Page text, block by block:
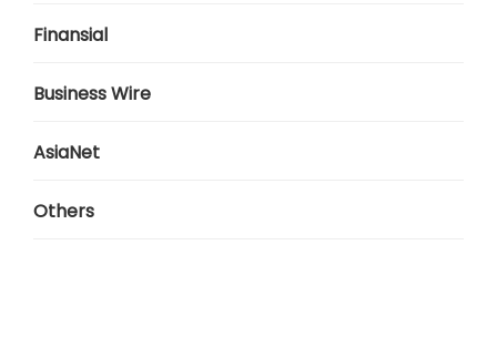
Finansial
Business Wire
AsiaNet
Others